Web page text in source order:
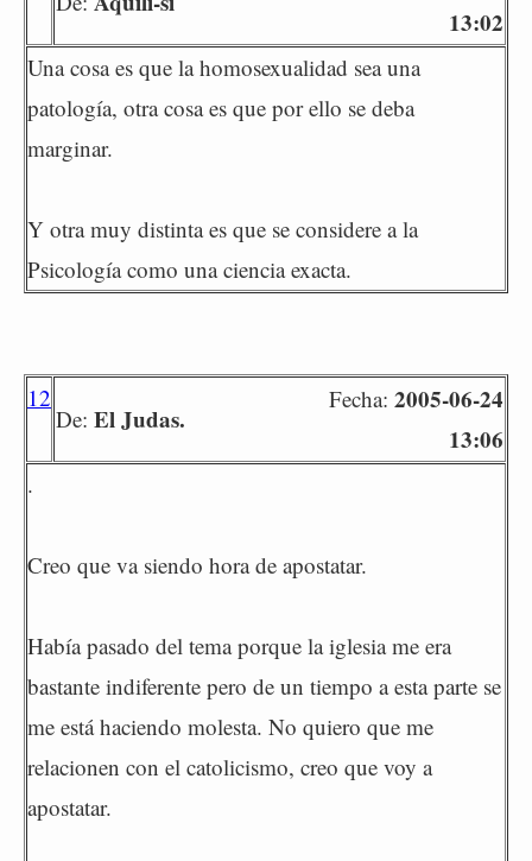
13:02
Una cosa es que la homosexualidad sea una
patología, otra cosa es que por ello se deba
marginar.
Y otra muy distinta es que se considere a la
Psicología como una ciencia exacta.
12
De: El Judas.
Fecha: 2005-06-24
13:06
.
Creo que va siendo hora de apostatar.
Había pasado del tema porque la iglesia me era
bastante indiferente pero de un tiempo a esta parte se
me está haciendo molesta. No quiero que me
relacionen con el catolicismo, creo que voy a
apostatar.